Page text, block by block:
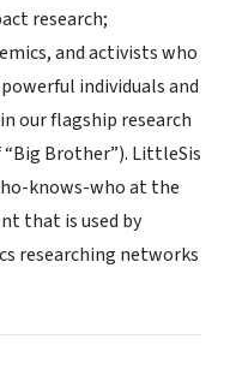
research;
and activists who
individuals and
our flagship research
Brother”). LittleSis
knows-who at the
that is used by
researching networks